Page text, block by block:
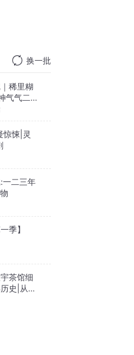
换一批
稀里糊
气气二年
惊悚|灵
一二三年
季】
茶馆细
史|从努
帝溥仪|